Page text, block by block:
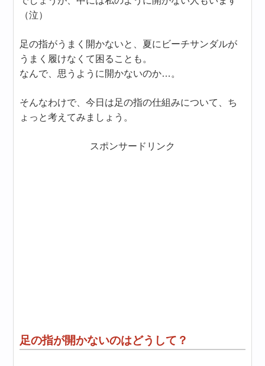
（泣）
足の指がうまく開かないと、夏にビーチサンダルが
うまく履けなくて困ることも。
なんで、思うように開かないのか…。
そんなわけで、今日は足の指の仕組みについて、ち
ょっと考えてみましょう。
スポンサードリンク
足の指が開かないのはどうして？